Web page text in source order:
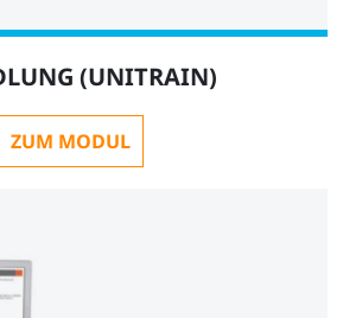
(UNITRAIN)
ZUM MODUL